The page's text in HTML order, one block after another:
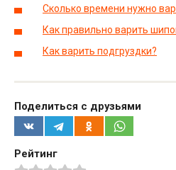
Сколько времени нужно
Как правильно варить
Как варить подгруздки?
Поделиться с друзьями
Рейтинг